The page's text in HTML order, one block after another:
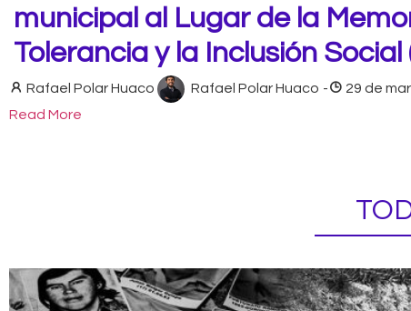
municipal al Lugar de la
Tolerancia y la Inclusión Social
Rafael Polar Huaco Rafael Polar Huaco - 29 de
Read More